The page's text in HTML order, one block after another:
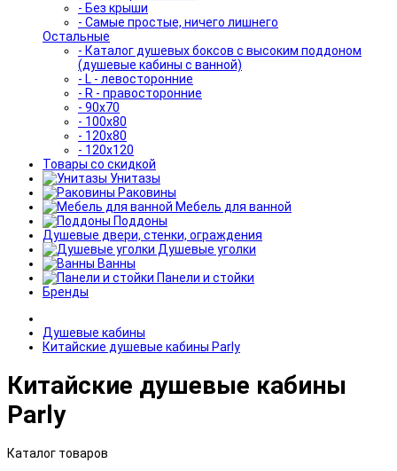
- Без крыши
- Самые простые, ничего лишнего
Остальные
- Каталог душевых боксов с высоким поддоном
(душевые кабины с ванной)
- L - левосторонние
- R - правосторонние
- 90x70
- 100x80
- 120x80
- 120x120
Товары со скидкой
Унитазы
Раковины
Мебель для ванной
Поддоны
Душевые двери, стенки, ограждения
Душевые уголки
Ванны
Панели и стойки
Бренды
Душевые кабины
Китайские душевые кабины Parly
Китайские душевые кабины
Parly
Каталог товаров